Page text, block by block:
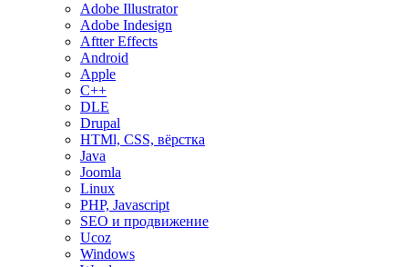
Adobe Illustrator
Adobe Indesign
Aftter Effects
Android
Apple
C++
DLE
Drupal
HTMl, CSS, вёрстка
Java
Joomla
Linux
PHP, Javascript
SEO и продвижение
Ucoz
Windows